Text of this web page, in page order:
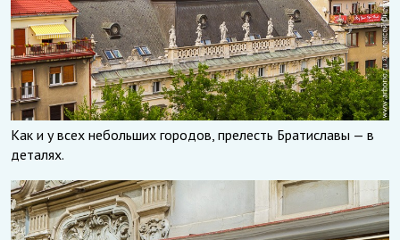
Как и у всех небольших городов, прелесть Братиславы — в
деталях.